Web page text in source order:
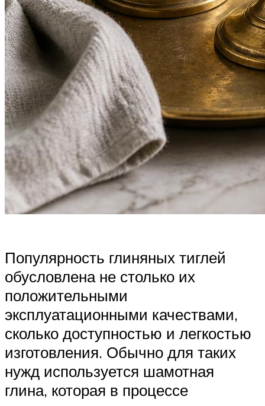
Популярность глиняных тиглей
обусловлена не столько их
положительными
эксплуатационными качествами,
сколько доступностью и легкостью
изготовления. Обычно для таких
нужд используется шамотная
глина, которая в процессе